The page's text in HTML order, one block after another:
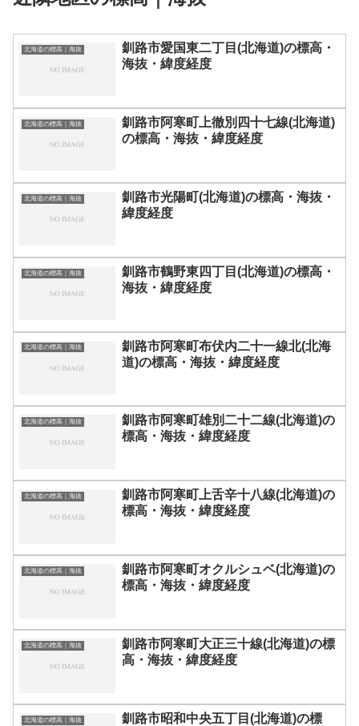
北海道の標高｜海抜
釧路市愛国東二丁目(北海道)の標高・
海抜・緯度経度
北海道の標高｜海抜
釧路市阿寒町上徹別四十七線(北海道)
の標高・海抜・緯度経度
北海道の標高｜海抜
釧路市光陽町(北海道)の標高・海抜・
緯度経度
北海道の標高｜海抜
釧路市鶴野東四丁目(北海道)の標高・
海抜・緯度経度
北海道の標高｜海抜
釧路市阿寒町布伏内二十一線北(北海
道)の標高・海抜・緯度経度
北海道の標高｜海抜
釧路市阿寒町雄別二十二線(北海道)の
標高・海抜・緯度経度
北海道の標高｜海抜
釧路市阿寒町上舌辛十八線(北海道)の
標高・海抜・緯度経度
北海道の標高｜海抜
釧路市阿寒町オクルシュベ(北海道)の
標高・海抜・緯度経度
北海道の標高｜海抜
釧路市阿寒町大正三十線(北海道)の標
高・海抜・緯度経度
北海道の標高｜海抜
釧路市昭和中央五丁目(北海道)の標